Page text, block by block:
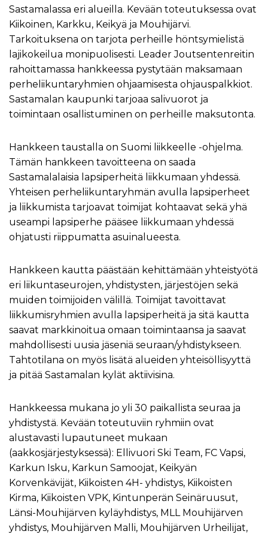
Sastamalassa eri alueilla. Kevään toteutuksessa ovat
Kiikoinen, Karkku, Keikyä ja Mouhijärvi.
Tarkoituksena on tarjota perheille höntsymielistä
lajikokeilua monipuolisesti. Leader Joutsentenreitin
rahoittamassa hankkeessa pystytään maksamaan
perheliikuntaryhmien ohjaamisesta ohjauspalkkiot.
Sastamalan kaupunki tarjoaa salivuorot ja
toimintaan osallistuminen on perheille maksutonta.
Hankkeen taustalla on Suomi liikkeelle -ohjelma.
Tämän hankkeen tavoitteena on saada
Sastamalalaisia lapsiperheitä liikkumaan yhdessä.
Yhteisen perheliikuntaryhmän avulla lapsiperheet
ja liikkumista tarjoavat toimijat kohtaavat sekä yhä
useampi lapsiperhe pääsee liikkumaan yhdessä
ohjatusti riippumatta asuinalueesta.
Hankkeen kautta päästään kehittämään yhteistyötä
eri liikuntaseurojen, yhdistysten, järjestöjen sekä
muiden toimijoiden välillä. Toimijat tavoittavat
liikkumisryhmien avulla lapsiperheitä ja sitä kautta
saavat markkinoitua omaan toimintaansa ja saavat
mahdollisesti uusia jäseniä seuraan/yhdistykseen.
Tahtotilana on myös lisätä alueiden yhteisöllisyyttä
ja pitää Sastamalan kylät aktiivisina.
Hankkeessa mukana jo yli 30 paikallista seuraa ja
yhdistystä. Kevään toteutuviin ryhmiin ovat
alustavasti lupautuneet mukaan
(aakkosjärjestyksessä): Ellivuori Ski Team, FC Vapsi,
Karkun Isku, Karkun Samoojat, Keikyän
Korvenkävijät, Kiikoisten 4H- yhdistys, Kiikoisten
Kirma, Kiikoisten VPK, Kintunperän Seinäruusut,
Länsi-Mouhijärven kyläyhdistys, MLL Mouhijärven
yhdistys, Mouhijärven Malli, Mouhijärven Urheilijat,